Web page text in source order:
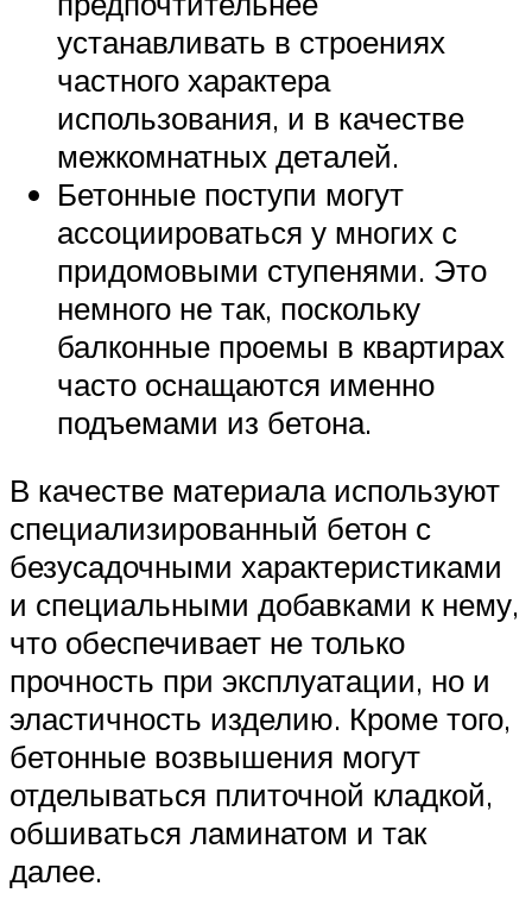
устанавливать в строениях
частного характера
использования, и в качестве
межкомнатных деталей.
Бетонные поступи могут
ассоциироваться у многих с
придомовыми ступенями. Это
немного не так, поскольку
балконные проемы в квартирах
часто оснащаются именно
подъемами из бетона.
В качестве материала используют
специализированный бетон с
безусадочными характеристиками
и специальными добавками к нему,
что обеспечивает не только
прочность при эксплуатации, но и
эластичность изделию. Кроме того,
бетонные возвышения могут
отделываться плиточной кладкой,
обшиваться ламинатом и так
далее.